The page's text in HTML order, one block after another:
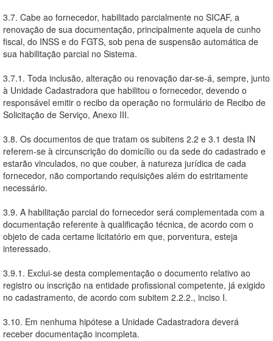
3.7. Cabe ao fornecedor, habilitado parcialmente no SICAF, a
renovação de sua documentação, principalmente aquela de cunho
fiscal, do INSS e do FGTS, sob pena de suspensão automática de
sua habilitação parcial no Sistema.
3.7.1. Toda inclusão, alteração ou renovação dar-se-á, sempre, junto
à Unidade Cadastradora que habilitou o fornecedor, devendo o
responsável emitir o recibo da operação no formulário de Recibo de
Solicitação de Serviço, Anexo III.
3.8. Os documentos de que tratam os subitens 2.2 e 3.1 desta IN
referem-se à circunscrição do domicílio ou da sede do cadastrado e
estarão vinculados, no que couber, à natureza jurídica de cada
fornecedor, não comportando requisições além do estritamente
necessário.
3.9. A habilitação parcial do fornecedor será complementada com a
documentação referente à qualificação técnica, de acordo com o
objeto de cada certame licitatório em que, porventura, esteja
interessado.
3.9.1. Exclui-se desta complementação o documento relativo ao
registro ou inscrição na entidade profissional competente, já exigido
no cadastramento, de acordo com subitem 2.2.2., inciso I.
3.10. Em nenhuma hipótese a Unidade Cadastradora deverá
receber documentação incompleta.